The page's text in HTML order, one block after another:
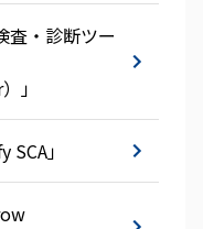
査・診断ツー
」
」